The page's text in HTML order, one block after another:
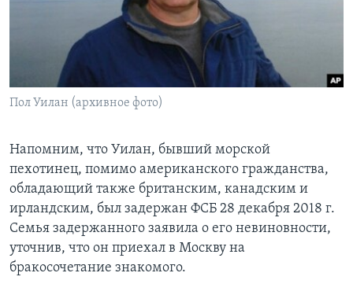
Пол Уилан (архивное фото)
Напомним, что Уилан, бывший морской
пехотинец, помимо американского гражданства,
обладающий также британским, канадским и
ирландским, был задержан ФСБ 28 декабря 2018 г.
Семья задержанного заявила о его невиновности,
уточнив, что он приехал в Москву на
бракосочетание знакомого.